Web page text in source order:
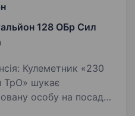
128 ОБр Сил
ТрО» шукає
особу на посаду